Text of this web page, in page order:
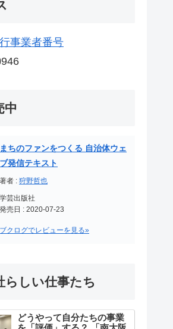
事業者番号
中
まちのファンをつくる 自治体ウェ
ブ発信テキスト
著者 : 狩野哲也
学芸出版社
発売日 : 2020-07-23
ブクログでレビューを見る»
らしい仕事たち
どうやって自分たちの事業